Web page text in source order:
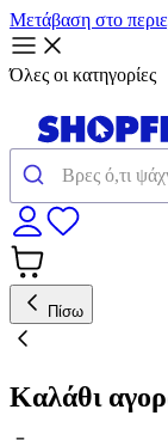
Μετάβαση στο
Όλες οι κατηγορίες
Πίσω
Καλάθι